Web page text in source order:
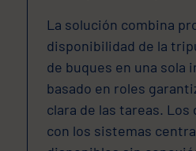
La solución combina
disponibilidad de la
de buques en una sola
basado en roles
clara de las tareas.
con los sistemas